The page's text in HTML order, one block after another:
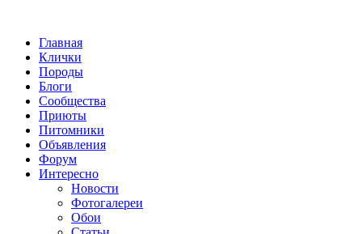
Главная
Клички
Породы
Блоги
Сообщества
Приюты
Питомники
Объявления
Форум
Интересно
Новости
Фотогалереи
Обои